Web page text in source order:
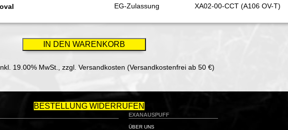
EG-Zulassung XA02-00-CCT (A106 OV-T)
19.00% MwSt., zzgl. Versandkosten (Versandkostenfrei ab 50 €)
BESTELLUNG WIDERRUFEN
EXANAUSPUFF
ÜBER UNS